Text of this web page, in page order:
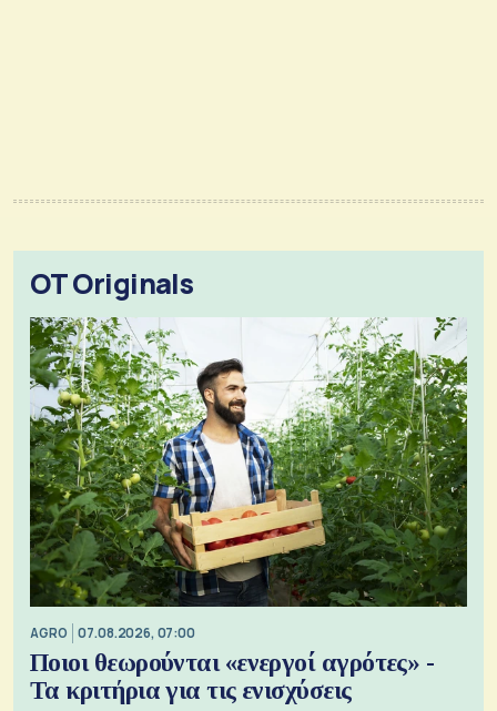
OT Originals
AGRO 07.08.2026, 07:00
Ποιοι θεωρούνται «ενεργοί αγρότες» -
Τα κριτήρια για τις ενισχύσεις